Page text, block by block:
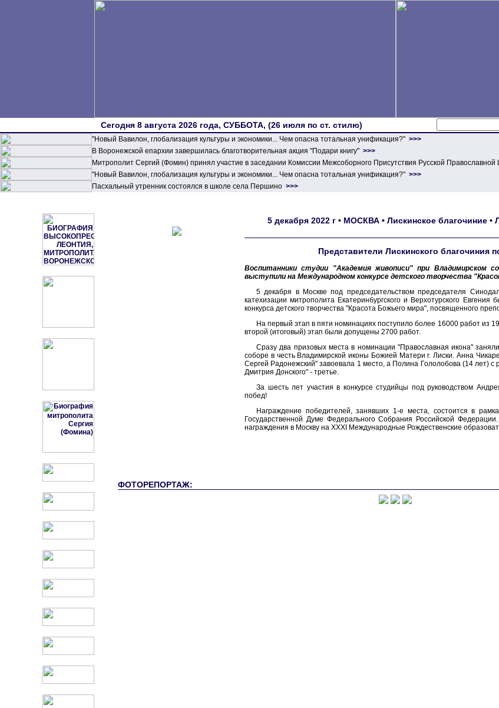
Сегодня 8 августа 2026 года, СУББОТА, (26 июля по ст. стилю)
"Новый Вавилон, глобализация культуры и экономики... Чем опасна тотальная унификация?" >>>
В Воронежской епархии завершилась благотворительная акция "Подари книгу" >>>
Митрополит Сергий (Фомин) принял участие в заседании Комиссии Межсоборного Присутствия Русской
"Новый Вавилон, глобализация культуры и экономики... Чем опасна тотальная унификация?" >>>
Пасхальный утренник состоялся в школе села Першино >>>
5 декабря 2022 г • МОСКВА • Лискинское благочиние
Представители Лискинского благочиния
Воспитанники студии "Академия живописи" при Владимирском
выступили на Международном конкурсе детского творчества
5 декабря в Москве под председательством председателя
катехизации митрополита Екатеринбургского и Верхотурского
конкурса детского творчества "Красота Божьего мира", посвященного
На первый этап в пяти номинациях поступило более 16000 работ из
второй (итоговый) этап были допущены 2700 работ.
Сразу два призовых места в номинации "Православная икона"
соборе в честь Владимирской иконы Божией Матери г. Лиски. Анна
Сергей Радонежский" завоевала 1 место, а Полина Гололобова (14 лет) с
Дмитрия Донского" - третье.
За шесть лет участия в конкурсе студийцы под руководством
побед!
Награждение победителей, занявших 1-е места, состоится в
Государственной Думе Федерального Собрания Российской
награждения в Москву на ХХXI Международные Рождественские
ФОТОРЕПОРТАЖ: